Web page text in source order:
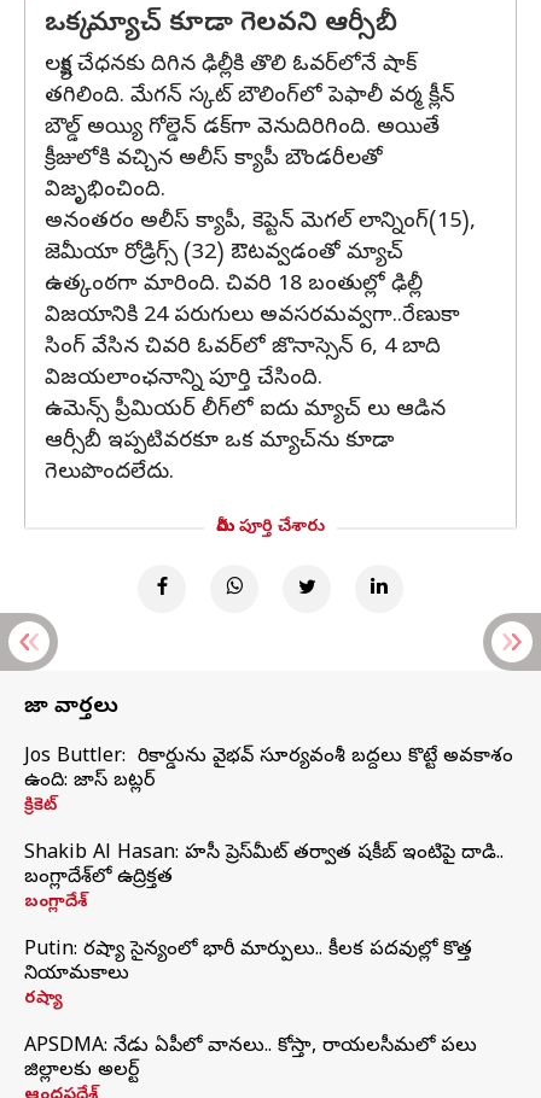
ఒక్క మ్యాచ్ కూడా గెలవని ఆర్సీబీ
లక్ష్య చేధనకు దిగిన ఢిల్లీకి తొలి ఓవర్‌లోనే షాక్
తగిలింది. మేగన్ స్కట్ బౌలింగ్‌లో పెఫాలీ వర్మ క్లీన్
బౌల్డ్ అయ్యి గోల్డెన్ డక్‌గా వెనుదిరిగింది. అయితే
క్రీజులోకి వచ్చిన అలీస్ క్యాపీ బౌండరీలతో
విజృభించింది.
అనంతరం అలీస్ క్యాపీ, కెప్టెన్ మెగల్ లాన్నింగ్(15),
జెమీయా రోడ్రిగ్స్ (32) ఔటవ్వడంతో మ్యాచ్
ఉత్కంఠగా మారింది. చివరి 18 బంతుల్లో ఢిల్లీ
విజయానికి 24 పరుగులు అవసరమవ్వగా..రేణుకా
సింగ్ వేసిన చివరి ఓవర్‌‌లో జొనాస్సెన్ 6, 4 బాది
విజయలాంఛనాన్ని పూర్తి చేసింది.
ఉమెన్స్ ప్రీమియర్ లీగ్‌లో ఐదు మ్యాచ్ లు ఆడిన
ఆర్సీబీ ఇప్పటివరకూ ఒక మ్యాచ్‌ను కూడా
గెలుపొందలేదు.
మీరు పూర్తి చేశారు
తాజా వార్తలు
Jos Buttler: నా రికార్డును వైభవ్ సూర్యవంశీ బద్దలు కొట్టే అవకాశం
ఉంది: జాస్ బట్లర్
క్రికెట్
Shakib Al Hasan: హసీనా ప్రెస్‌మీట్‌ తర్వాత షకీబ్‌ ఇంటిపై దాడి..
బంగ్లాదేశ్‌లో ఉద్రిక్తత
బంగ్లాదేశ్
Putin: రష్యా సైన్యంలో భారీ మార్పులు.. కీలక పదవుల్లో కొత్త
నియామకాలు
రష్యా
APSDMA: నేడు ఏపీలో వానలు.. కోస్తా, రాయలసీమలో పలు
జిల్లాలకు అలర్ట్